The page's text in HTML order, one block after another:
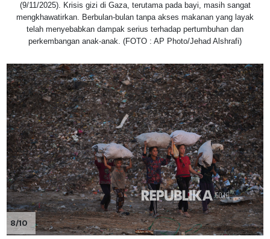
(9/11/2025). Krisis gizi di Gaza, terutama pada bayi, masih sangat
mengkhawatirkan. Berbulan-bulan tanpa akses makanan yang layak
telah menyebabkan dampak serius terhadap pertumbuhan dan
perkembangan anak-anak. (FOTO : AP Photo/Jehad Alshrafi)
8/10